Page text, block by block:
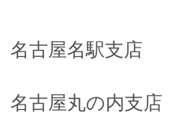
名古屋名駅支店
名古屋丸の内支店